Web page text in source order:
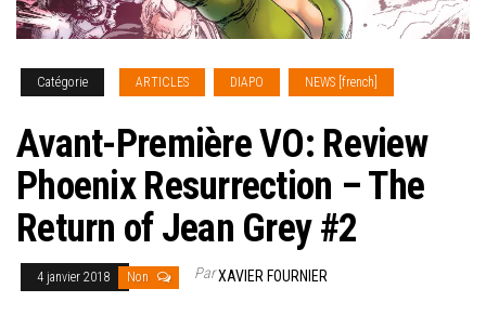
Catégorie ARTICLES DIAPO NEWS [french]
Avant-Première VO: Review
Phoenix Resurrection – The
Return of Jean Grey #2
4 janvier 2018 Non ParXAVIER FOURNIER